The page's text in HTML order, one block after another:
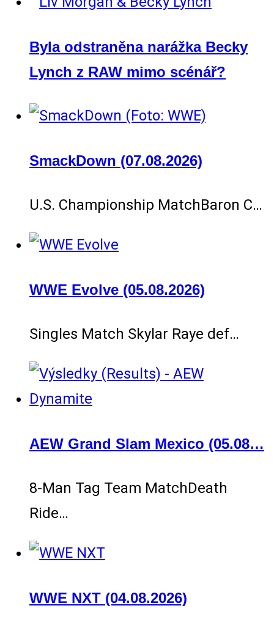
Byla odstraněna narážka Becky
Lynch z RAW mimo scénář?
SmackDown (07.08.2026)
U.S. Championship MatchBaron C…
WWE Evolve (05.08.2026)
Singles Match Skylar Raye def…
AEW Grand Slam Mexico (05.08…
8-Man Tag Team MatchDeath
Ride…
WWE NXT (04.08.2026)